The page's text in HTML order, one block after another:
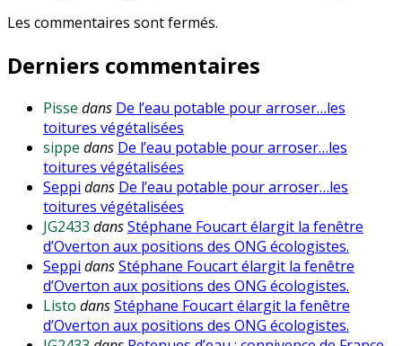
Les commentaires sont fermés.
Derniers commentaires
Pisse dans De l’eau potable pour arroser…les
toitures végétalisées
sippe dans De l’eau potable pour arroser…les
toitures végétalisées
Seppi dans De l’eau potable pour arroser…les
toitures végétalisées
JG2433 dansStéphane Foucart élargit la fenêtre
d’Overton aux positions des ONG écologistes.
Seppi dansStéphane Foucart élargit la fenêtre
d’Overton aux positions des ONG écologistes.
Listo dansStéphane Foucart élargit la fenêtre
d’Overton aux positions des ONG écologistes.